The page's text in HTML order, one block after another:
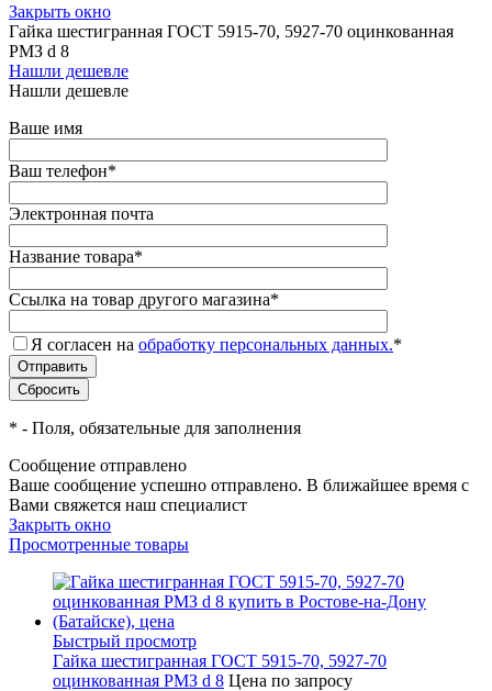
Закрыть окно
Гайка шестигранная ГОСТ 5915-70, 5927-70 оцинкованная
РМЗ d 8
Нашли дешевле
Нашли дешевле
Ваше имя
Ваш телефон*
Электронная почта
Название товара*
Ссылка на товар другого магазина*
Я согласен на обработку персональных данных.*
* - Поля, обязательные для заполнения
Сообщение отправлено
Ваше сообщение успешно отправлено. В ближайшее время с
Вами свяжется наш специалист
Закрыть окно
Просмотренные товары
Быстрый просмотр
Гайка шестигранная ГОСТ 5915-70, 5927-70
оцинкованная РМЗ d 8 Цена по запросу